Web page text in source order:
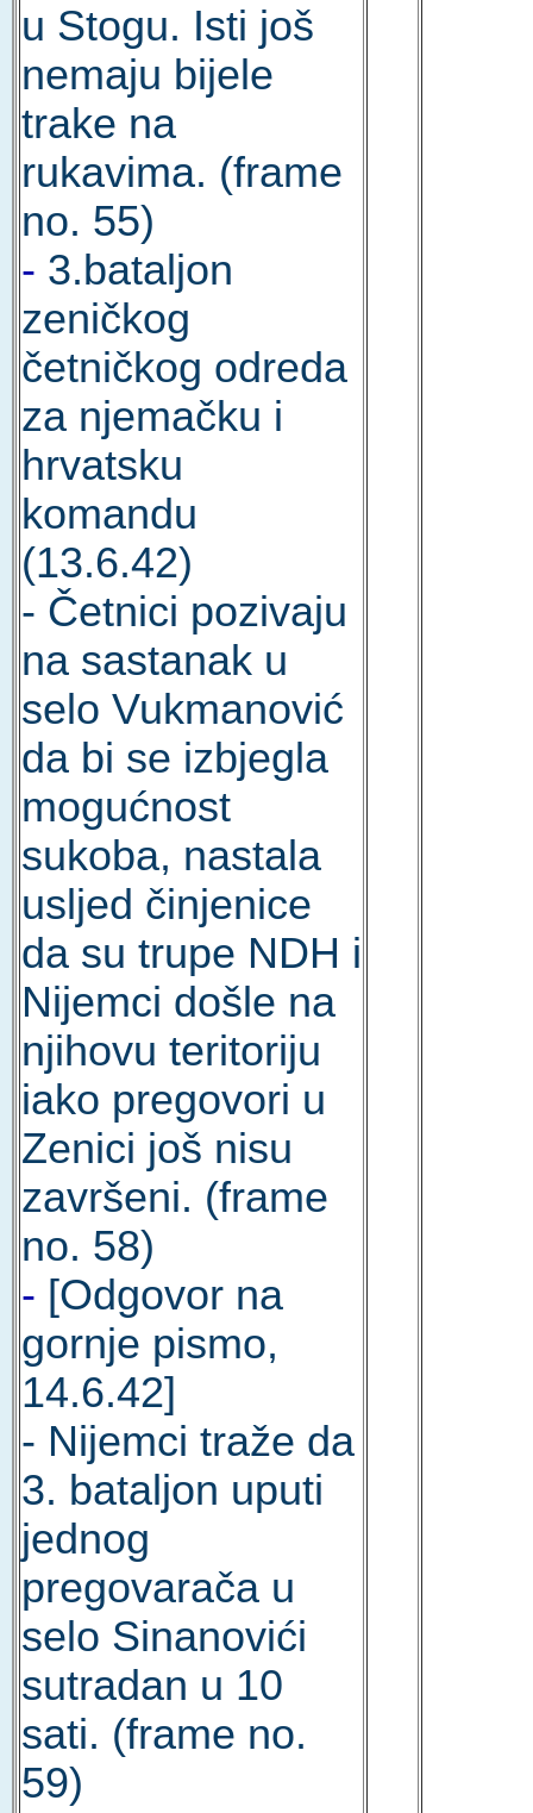
u Stogu. Isti još
nemaju bijele
trake na
rukavima. (frame
no. 55)
- 3.bataljon
zeničkog
četničkog odreda
za njemačku i
hrvatsku
komandu
(13.6.42)
- Četnici pozivaju
na sastanak u
selo Vukmanović
da bi se izbjegla
mogućnost
sukoba, nastala
usljed činjenice
da su trupe NDH i
Nijemci došle na
njihovu teritoriju
iako pregovori u
Zenici još nisu
završeni. (frame
no. 58)
- [Odgovor na
gornje pismo,
14.6.42]
- Nijemci traže da
3. bataljon uputi
jednog
pregovarača u
selo Sinanovići
sutradan u 10
sati. (frame no.
59)